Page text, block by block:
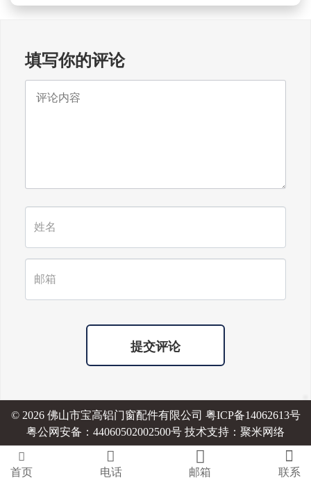
填写你的评论
提交评论

首页

电话

邮箱

联系
© 2026 佛山市宝高铝门窗配件有限公司 粤ICP备14062613号
粤公网安备：44060502002500号 技术支持： 聚米网络